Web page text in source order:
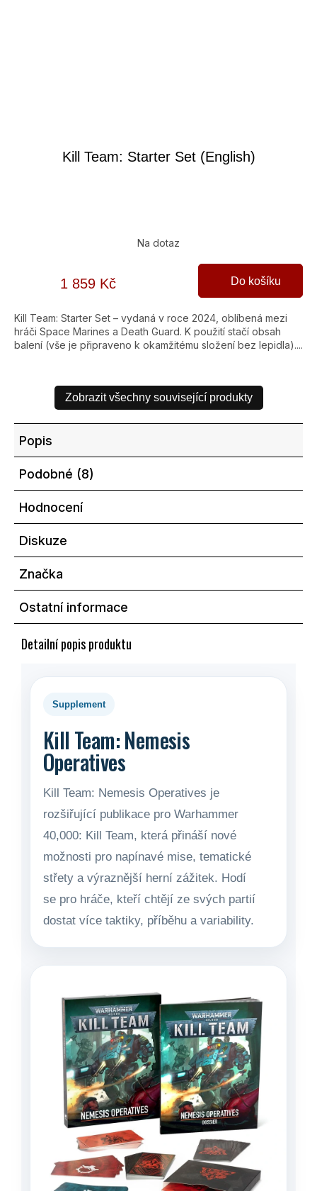
Kill Team: Starter Set (English)
Na dotaz
1 859 Kč Do košíku
Kill Team: Starter Set – vydaná v roce 2024, oblíbená mezi
hráči Space Marines a Death Guard. K použití stačí obsah
balení (vše je připraveno k okamžitému složení bez lepidla)....
Zobrazit všechny související produkty
Popis
Podobné (8)
Hodnocení
Diskuze
Značka
Ostatní informace
Detailní popis produktu
Supplement
Kill Team: Nemesis
Operatives
Kill Team: Nemesis Operatives je
rozšiřující publikace pro Warhammer
40,000: Kill Team, která přináší nové
možnosti pro napínavé mise, tematické
střety a výraznější herní zážitek. Hodí
se pro hráče, kteří chtějí ze svých partií
dostat více taktiky, příběhu a variability.